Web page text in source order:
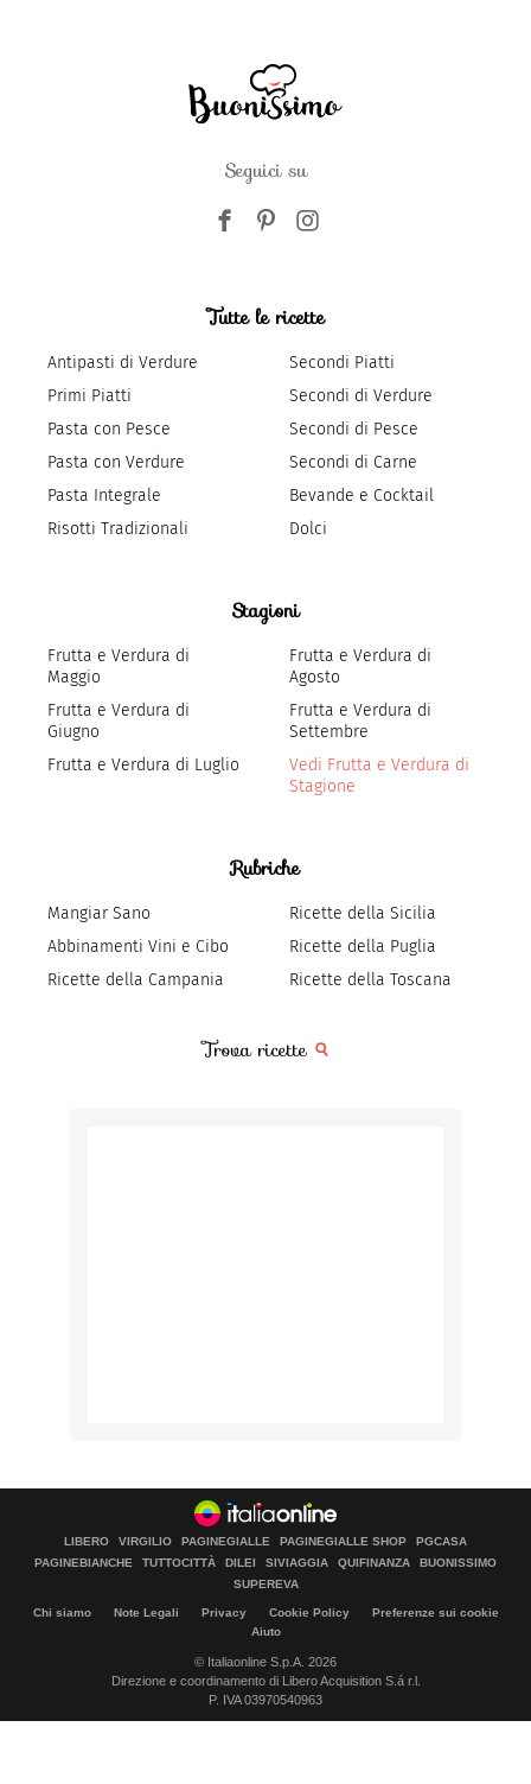
Seguici su
Tutte le ricette
Antipasti di Verdure
Primi Piatti
Pasta con Pesce
Pasta con Verdure
Pasta Integrale
Risotti Tradizionali
Secondi Piatti
Secondi di Verdure
Secondi di Pesce
Secondi di Carne
Bevande e Cocktail
Dolci
Stagioni
Frutta e Verdura di
Maggio
Frutta e Verdura di
Giugno
Frutta e Verdura di Luglio
Frutta e Verdura di
Agosto
Frutta e Verdura di
Settembre
Vedi Frutta e Verdura di
Stagione
Rubriche
Mangiar Sano
Abbinamenti Vini e Cibo
Ricette della Campania
Ricette della Sicilia
Ricette della Puglia
Ricette della Toscana
Trova ricette
LIBERO VIRGILIO PAGINEGIALLE PAGINEGIALLE SHOP
PGCASA
PAGINEBIANCHE
TUTTOCITTÀ DILEI SIVIAGGIA QUIFINANZA
BUONISSIMO
SUPEREVA
Chi siamo Note Legali Privacy Cookie Policy
Preferenze sui cookie
Aiuto
© Italiaonline S.p.A. 2026
Direzione e coordinamento di Libero Acquisition S.á r.l.
P. IVA 03970540963